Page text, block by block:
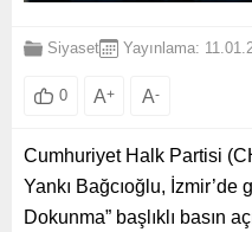
Siyaset Yayınlama:
0 A+ A-
Cumhuriyet Halk Partisi
Yankı Bağcıoğlu,
Dokunma” başlıklı basın